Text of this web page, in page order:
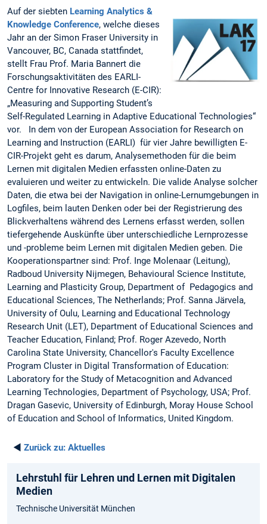
Auf der siebten Learning Analytics &
Knowledge Conference, welche dieses
Jahr an der Simon Fraser University in
Vancouver, BC, Canada stattfindet,
stellt Frau Prof. Maria Bannert die
Forschungsaktivitäten des EARLI-
Centre for Innovative Research (E-CIR):
„Measuring and Supporting Student’s
Self-Regulated Learning in Adaptive Educational Technologies“
vor. In dem von der European Association for Research on
Learning and Instruction (EARLI) für vier Jahre bewilligten E-
CIR-Projekt geht es darum, Analysemethoden für die beim
Lernen mit digitalen Medien erfassten online-Daten zu
evaluieren und weiter zu entwickeln. Die valide Analyse solcher
Daten, die etwa bei der Navigation in online-Lernumgebungen in
Logfiles, beim lauten Denken oder bei der Registrierung des
Blickverhaltens während des Lernens erfasst werden, sollen
tiefergehende Auskünfte über unterschiedliche Lernprozesse
und -probleme beim Lernen mit digitalen Medien geben. Die
Kooperationspartner sind: Prof. Inge Molenaar (Leitung),
Radboud University Nijmegen, Behavioural Science Institute,
Learning and Plasticity Group, Department of Pedagogics and
Educational Sciences, The Netherlands; Prof. Sanna Järvela,
University of Oulu, Learning and Educational Technology
Research Unit (LET), Department of Educational Sciences and
Teacher Education, Finland; Prof. Roger Azevedo, North
Carolina State University, Chancellor's Faculty Excellence
Program Cluster in Digital Transformation of Education:
Laboratory for the Study of Metacognition and Advanced
Learning Technologies, Department of Psychology, USA; Prof.
Dragan Gasevic, University of Edinburgh, Moray House School
of Education and School of Informatics, United Kingdom.
◄ Zurück zu: Aktuelles
Lehrstuhl für Lehren und Lernen mit Digitalen
Medien
Technische Universität München